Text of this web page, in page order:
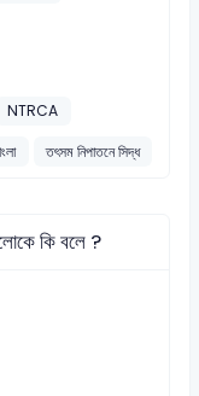
NTRCA
তৎসম নিপাতনে সিদ্ধ
কি বলে ?